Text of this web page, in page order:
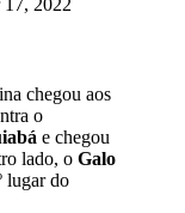
chegou aos
o
e chegou
lado, o Galo
lugar do